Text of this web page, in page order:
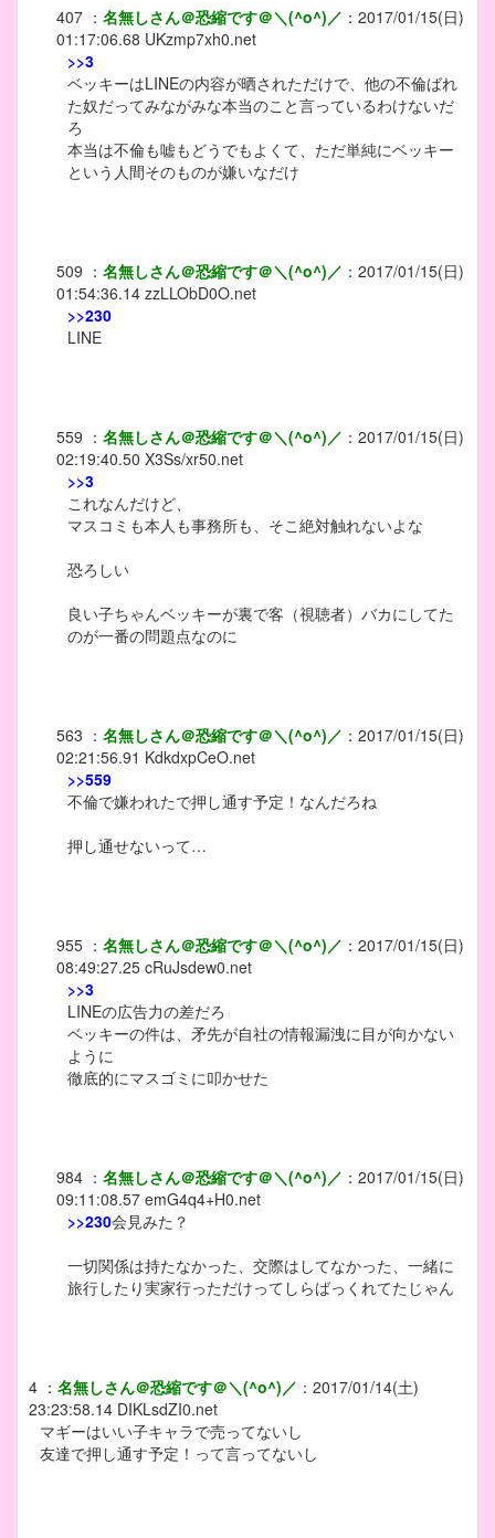
407 ： 名無しさん＠恐縮です＠＼(^o^)／ ： 2017/01/15(日)
01:17:06.68 UKzmp7xh0.net
>>3
ベッキーはLINEの内容が晒されただけで、他の不倫ばれ
た奴だってみながみな本当のこと言っているわけないだ
ろ
本当は不倫も嘘もどうでもよくて、ただ単純にベッキー
という人間そのものが嫌いなだけ
509 ： 名無しさん＠恐縮です＠＼(^o^)／ ： 2017/01/15(日)
01:54:36.14 zzLLObD0O.net
>>230
LINE
559 ： 名無しさん＠恐縮です＠＼(^o^)／ ： 2017/01/15(日)
02:19:40.50 X3Ss/xr50.net
>>3
これなんだけど、
マスコミも本人も事務所も、そこ絶対触れないよな
恐ろしい
良い子ちゃんベッキーが裏で客（視聴者）バカにしてた
のが一番の問題点なのに
563 ： 名無しさん＠恐縮です＠＼(^o^)／ ： 2017/01/15(日)
02:21:56.91 KdkdxpCeO.net
>>559
不倫で嫌われたで押し通す予定！なんだろね
押し通せないって…
955 ： 名無しさん＠恐縮です＠＼(^o^)／ ： 2017/01/15(日)
08:49:27.25 cRuJsdew0.net
>>3
LINEの広告力の差だろ
ベッキーの件は、矛先が自社の情報漏洩に目が向かない
ように
徹底的にマスゴミに叩かせた
984 ： 名無しさん＠恐縮です＠＼(^o^)／ ： 2017/01/15(日)
09:11:08.57 emG4q4+H0.net
>>230会見みた？
一切関係は持たなかった、交際はしてなかった、一緒に
旅行したり実家行っただけってしらばっくれてたじゃん
4 ： 名無しさん＠恐縮です＠＼(^o^)／ ： 2017/01/14(土)
23:23:58.14 DIKLsdZI0.net
マギーはいい子キャラで売ってないし
友達で押し通す予定！って言ってないし